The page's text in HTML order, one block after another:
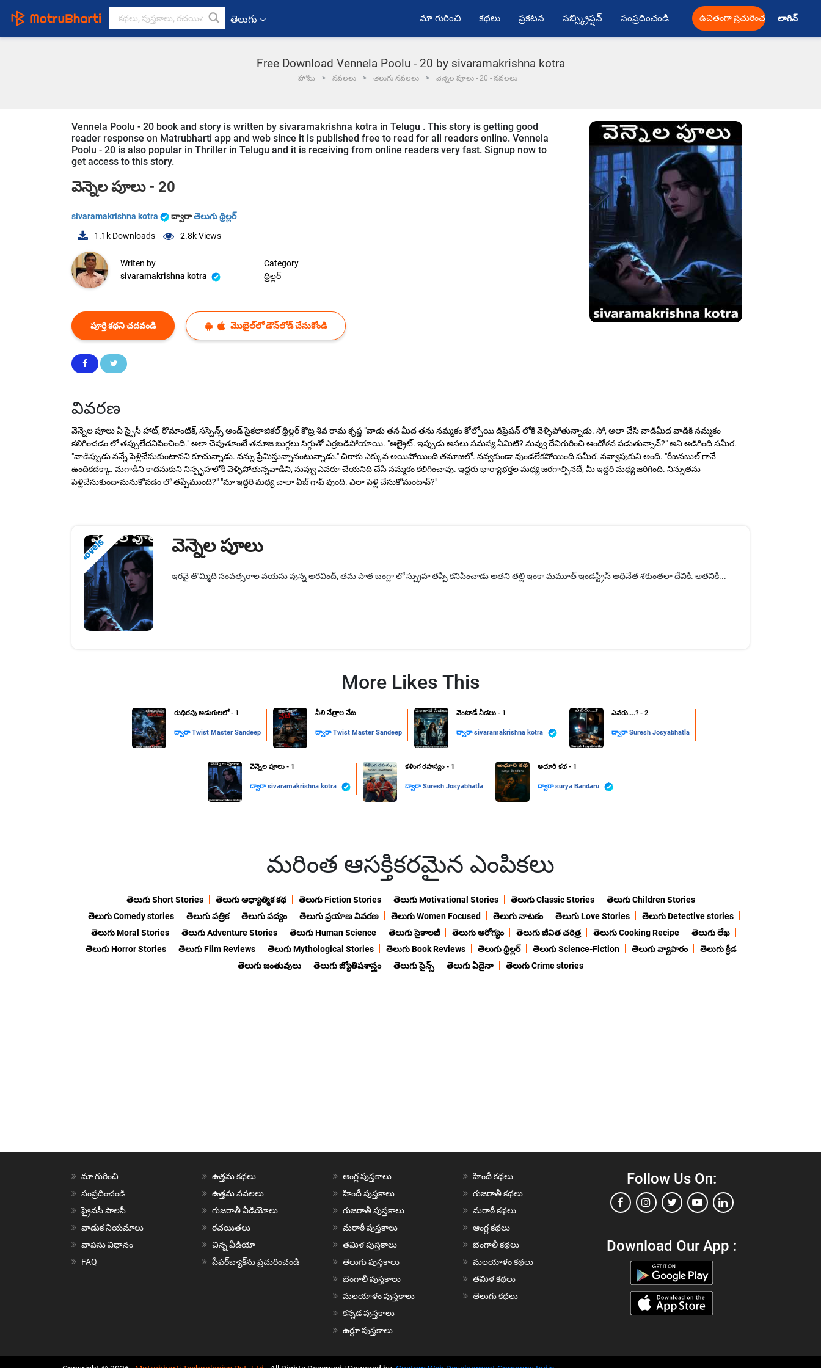
తెలుగు మా గురించి కథలు ప్రకటన సబ్స్క్రిప్షన్ సంప్రదించండి ఉచితంగా ప్రచురించండి లాగిన్
Free Download Vennela Poolu - 20 by sivaramakrishna kotra
హోమ్ నవలలు తెలుగు నవలలు వెన్నెల పూలు - 20 - నవలలు
Vennela Poolu - 20 book and story is written by sivaramakrishna kotra in Telugu . This story is getting good
reader response on Matrubharti app and web since it is published free to read for all readers online. Vennela
Poolu - 20 is also popular in Thriller in Telugu and it is receiving from online readers very fast. Signup now to
get access to this story.
వెన్నెల పూలు - 20
sivaramakrishna kotra ద్వారాతెలుగు థ్రిల్లర్
1.1k Downloads 2.8kViews
Writen by
sivaramakrishna kotra
Category
థ్రిల్లర్
పూర్తి కథని చదవండి మొబైల్‌లో డౌన్‌లోడ్ చేసుకోండి
వివరణ
వెన్నెల పూలు ఏ స్పైసీ హాట్, రొమాంటిక్, సస్పెన్స్ అండ్ సైకలాజికల్ థ్రిల్లర్ కొట్ర శివ రామ కృష్ణ "వాడు తన మీద తను నమ్మకం కోల్పోయి డిప్రెషన్ లోకి వెళ్ళిపోతున్నాడు. సో, అలా చేసి వాడిమీద వాడికి నమ్మకం
కలిగించడం లో తప్పులేదనిపించింది." అలా చెపుతూంటే తనూజ బుగ్గలు సిగ్గుతో ఎర్రబడిపోయాయి. "ఆల్రైట్. ఇప్పుడు అసలు సమస్య ఏమిటి? నువ్వు దేనిగురించి ఆందోళన పడుతున్నావ్?" అని అడిగింది సమీర.
"వాడిప్పుడు నన్నే పెళ్లిచేసుకుంటానని కూచున్నాడు. నన్ను ప్రేమిస్తున్నానంటున్నాడు." చిరాకు ఎక్కువ అయిపోయింది తనూజలో. నవ్వకుండా వుండలేకపోయింది సమీర. నవ్వాపుకుని అంది. "రీజనబుల్ గానే
ఉందికదక్కా. మగాడిని కాదనుకుని నిస్పృహలోకి వెళ్ళిపోతున్నవాడిని, నువ్వు ఎవరూ చేయనిది చేసి నమ్మకం కలిగించావు. ఇద్దరు భార్యాభర్తల మధ్య జరగాల్సినదే, మీ ఇద్దరి మధ్య జరిగింది. నిన్నుతను
పెళ్లిచేసుకుందామనుకోవడం లో తప్పేముంది?" "మా ఇద్దరి మధ్య చాలా ఏజ్ గాప్ వుంది. ఎలా పెళ్లి చేసుకోమంటావ్?"
Novels వెన్నెల పూలు
ఇరవై తొమ్మిది సంవత్సరాల వయసు వున్న అరవింద్, తమ పాత బంగ్లా లో స్ప్రుహ తప్పి కనిపించాడు అతని తల్లి ఇంకా మమూత్ ఇండస్ట్రీస్ అధినేత శకుంతలా దేవికి. అతనికి...
More Likes This
రుధిరపు అడుగులలో - 1
ద్వారాTwist Master Sandeep
నీలి నేత్రాల వేట
ద్వారాTwist Master Sandeep
వెంటాడే నీడలు - 1
ద్వారాsivaramakrishna kotra
ఎవరు....? - 2
ద్వారాSuresh Josyabhatla
వెన్నెల పూలు - 1
ద్వారాsivaramakrishna kotra
కళింగ రహస్యం - 1
ద్వారాSuresh Josyabhatla
అధూరి కథ - 1
ద్వారాsurya Bandaru
మరింత ఆసక్తికరమైన ఎంపికలు
తెలుగు Short Stories తెలుగు ఆధ్యాత్మిక కథ తెలుగు Fiction Stories తెలుగు Motivational Stories తెలుగు Classic Stories
తెలుగు Children Stories
తెలుగు Comedy stories
తెలుగు పత్రిక తెలుగు పద్యం తెలుగు ప్రయాణ వివరణ తెలుగు Women Focused తెలుగు నాటకం తెలుగు Love Stories
తెలుగు Detective stories
తెలుగు Moral Stories
తెలుగు Adventure Stories తెలుగు Human Science తెలుగు సైకాలజీ తెలుగు ఆరోగ్యం తెలుగు జీవిత చరిత్ర తెలుగు Cooking Recipe
తెలుగు లేఖ
తెలుగు Horror Stories
తెలుగు Film Reviews తెలుగు Mythological Stories తెలుగు Book Reviews తెలుగు థ్రిల్లర్ తెలుగు Science-Fiction తెలుగు వ్యాపారం
తెలుగు క్రీడ
తెలుగు జంతువులు
తెలుగు జ్యోతిషశాస్త్రం తెలుగు సైన్స్ తెలుగు ఏదైనా తెలుగు Crime stories
మా గురించి
సంప్రదించండి
ప్రైవసీ పాలసీ
వాడుక నియమాలు
వాపసు విధానం
FAQ
ఉత్తమ కథలు
ఉత్తమ నవలలు
గుజరాతీ వీడియోలు
రచయితలు
చిన్న వీడియో
పేపర్‌బ్యాక్‌ను ప్రచురించండి
ఆంగ్ల పుస్తకాలు
హిందీ పుస్తకాలు
గుజరాతీ పుస్తకాలు
మరాఠీ పుస్తకాలు
తమిళ పుస్తకాలు
తెలుగు పుస్తకాలు
బెంగాలీ పుస్తకాలు
మలయాళం పుస్తకాలు
కన్నడ పుస్తకాలు
ఉర్దూ పుస్తకాలు
హిందీ కథలు
గుజరాతీ కథలు
మరాఠీ కథలు
ఆంగ్ల కథలు
బెంగాలీ కథలు
మలయాళం కథలు
తమిళ కథలు
తెలుగు కథలు
Follow Us On:
Download Our App :